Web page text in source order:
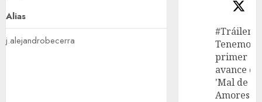
Alias
j.alejandrobecerra
#Tráiler
Tenemos
primer
avance de
'Mal de
Amores'.